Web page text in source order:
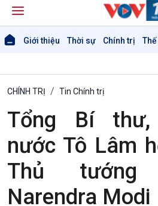
Giới thiệu Thời sự Chính trị
CHÍNH TRỊ Tin Chính trị
Tổng Bí
nước Tô Lâm
Thủ
Narendra Modi